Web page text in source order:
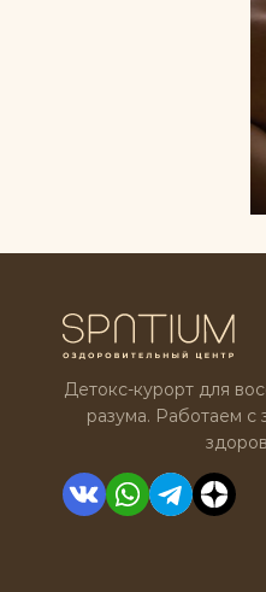
Детокс-курорт для
разума. Работаем с